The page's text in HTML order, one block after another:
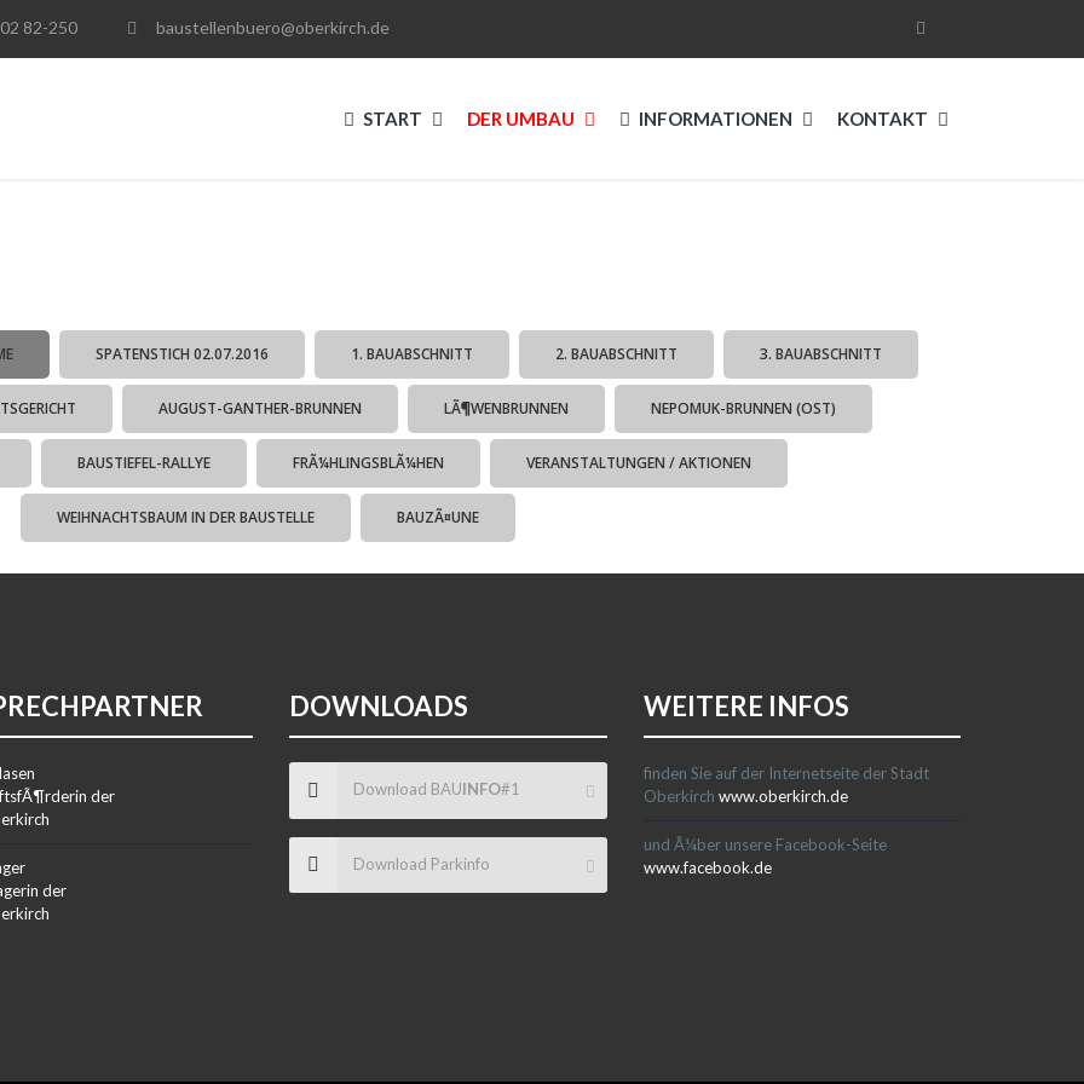
82-250 baustellenbuero@oberkirch.de
START DER UMBAU INFORMATIONEN KONTAKT
SPATENSTICH 02.07.2016 1. BAUABSCHNITT 2. BAUABSCHNITT 3. BAUABSCHNITT
AUGUST-GANTHER-BRUNNEN LÃ¶WENBRUNNEN NEPOMUK-BRUNNEN (OST)
BAUSTIEFEL-RALLYE FRÃ¼HLINGSBLÃ¼HEN VERANSTALTUNGEN / AKTIONEN
WEIHNACHTSBAUM IN DER BAUSTELLE BAUZÃ¤UNE
der
der
DOWNLOADS
Download BAUINFO#1
Download Parkinfo
WEITERE INFOS
finden Sie auf der Internetseite der Stadt
Oberkirch www.oberkirch.de
und Ã¼ber unsere Facebook-Seite
www.facebook.de